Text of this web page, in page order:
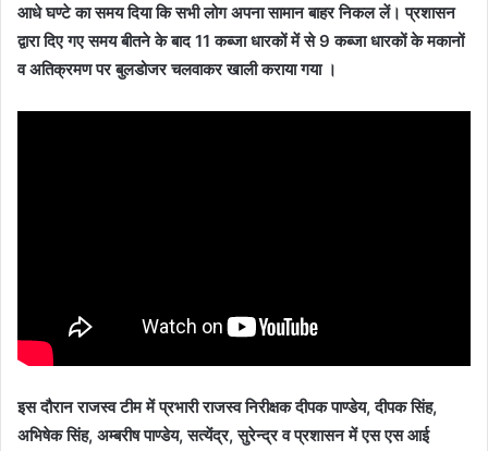
आधे घण्टे का समय दिया कि सभी लोग अपना सामान बाहर निकल लें। प्रशासन
द्वारा दिए गए समय बीतने के बाद 11 कब्जा धारकों में से 9 कब्जा धारकों के मकानों
व अतिक्रमण पर बुलडोजर चलवाकर खाली कराया गया ।
इस दौरान राजस्व टीम में प्रभारी राजस्व निरीक्षक दीपक पाण्डेय, दीपक सिंह,
अभिषेक सिंह, अम्बरीष पाण्डेय, सत्येंद्र, सुरेन्द्र व प्रशासन में एस एस आई